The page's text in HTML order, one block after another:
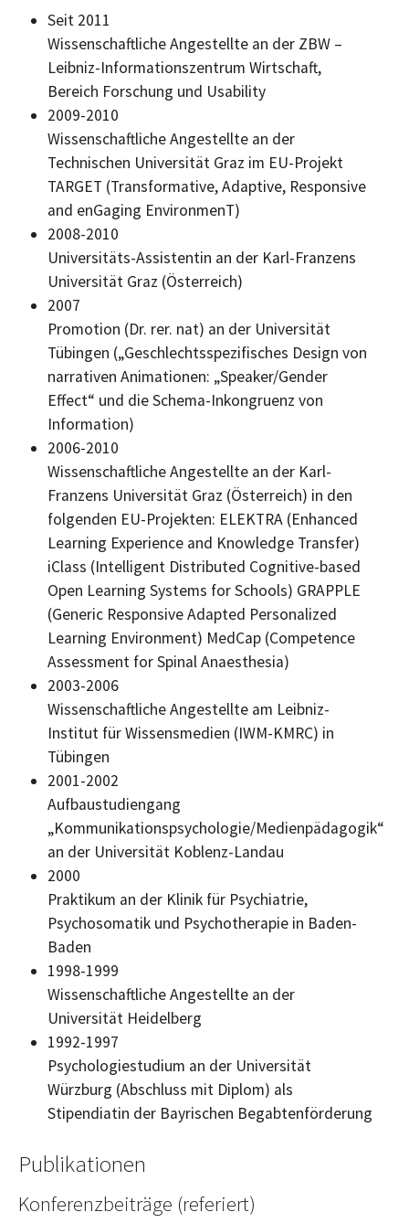
Seit 2011
Wissenschaftliche Angestellte an der ZBW –
Leibniz-Informationszentrum Wirtschaft,
Bereich Forschung und Usability
2009-2010
Wissenschaftliche Angestellte an der
Technischen Universität Graz im EU-Projekt
TARGET (Transformative, Adaptive, Responsive
and enGaging EnvironmenT)
2008-2010
Universitäts-Assistentin an der Karl-Franzens
Universität Graz (Österreich)
2007
Promotion (Dr. rer. nat) an der Universität
Tübingen („Geschlechtsspezifisches Design von
narrativen Animationen: „Speaker/Gender
Effect“ und die Schema-Inkongruenz von
Information)
2006-2010
Wissenschaftliche Angestellte an der Karl-
Franzens Universität Graz (Österreich) in den
folgenden EU-Projekten: ELEKTRA (Enhanced
Learning Experience and Knowledge Transfer)
iClass (Intelligent Distributed Cognitive-based
Open Learning Systems for Schools) GRAPPLE
(Generic Responsive Adapted Personalized
Learning Environment) MedCap (Competence
Assessment for Spinal Anaesthesia)
2003-2006
Wissenschaftliche Angestellte am Leibniz-
Institut für Wissensmedien (IWM-KMRC) in
Tübingen
2001-2002
Aufbaustudiengang
„Kommunikationspsychologie/Medienpädagogik“
an der Universität Koblenz-Landau
2000
Praktikum an der Klinik für Psychiatrie,
Psychosomatik und Psychotherapie in Baden-
Baden
1998-1999
Wissenschaftliche Angestellte an der
Universität Heidelberg
1992-1997
Psychologiestudium an der Universität
Würzburg (Abschluss mit Diplom) als
Stipendiatin der Bayrischen Begabtenförderung
Publikationen
Konferenzbeiträge (referiert)